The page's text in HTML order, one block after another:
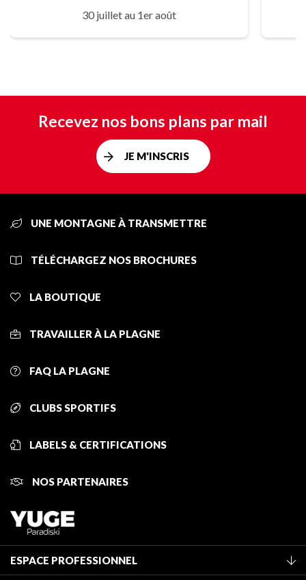
30 juillet au 1er août
Recevez nos bons plans par mail
JE M'INSCRIS
UNE MONTAGNE À TRANSMETTRE
TÉLÉCHARGEZ NOS BROCHURES
LA BOUTIQUE
TRAVAILLER À LA PLAGNE
FAQ LA PLAGNE
CLUBS SPORTIFS
LABELS & CERTIFICATIONS
NOS PARTENAIRES
ESPACE PROFESSIONNEL